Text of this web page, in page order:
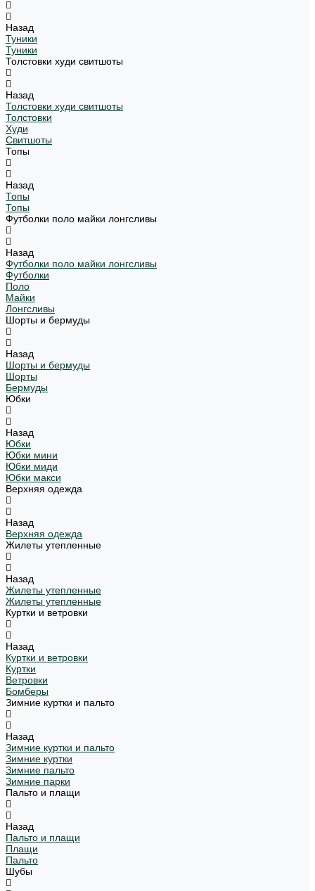
Назад
Туники
Туники
Толстовки худи свитшоты
Назад
Толстовки худи свитшоты
Толстовки
Худи
Свитшоты
Топы
Назад
Топы
Топы
Футболки поло майки лонгсливы
Назад
Футболки поло майки лонгсливы
Футболки
Поло
Майки
Лонгсливы
Шорты и бермуды
Назад
Шорты и бермуды
Шорты
Бермуды
Юбки
Назад
Юбки
Юбки мини
Юбки миди
Юбки макси
Верхняя одежда
Назад
Верхняя одежда
Жилеты утепленные
Назад
Жилеты утепленные
Жилеты утепленные
Куртки и ветровки
Назад
Куртки и ветровки
Куртки
Ветровки
Бомберы
Зимние куртки и пальто
Назад
Зимние куртки и пальто
Зимние куртки
Зимние пальто
Зимние парки
Пальто и плащи
Назад
Пальто и плащи
Плащи
Пальто
Шубы